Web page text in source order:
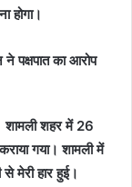
होगा।
ने पक्षपात का आरोप
शामली शहर में 26
गया। शामली में
मेरी हार हुई।